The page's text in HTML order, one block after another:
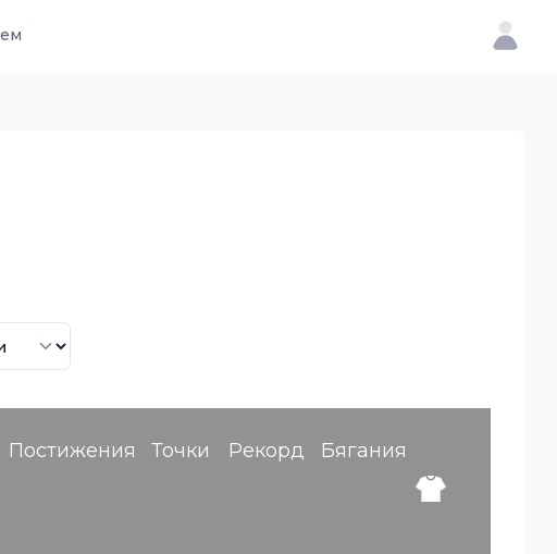
Постижения Точки Рекорд Бягания